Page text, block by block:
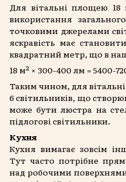
Для вітальні площею
використання
точковими джерелами
яскравість має
квадратний метр, що в
18 м² × 300-400 лм = 5400-
Таким чином, для
6 світильників, що
може бути люстра на
підлогові світильники.
Кухня
Кухня вимагає зовсім
Тут часто потрібне
над робочими